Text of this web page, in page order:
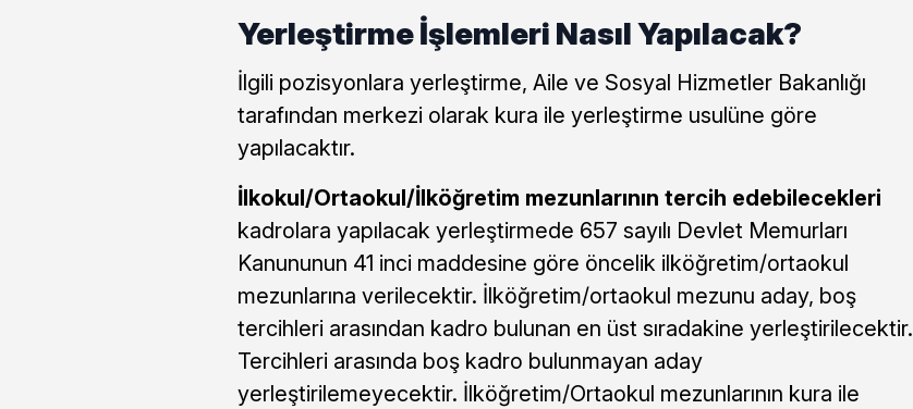
Yerleştirme İşlemleri Nasıl Yapılacak?
İlgili pozisyonlara yerleştirme, Aile ve Sosyal Hizmetler Bakanlığı
tarafından merkezi olarak kura ile yerleştirme usulüne göre
yapılacaktır.
İlkokul/Ortaokul/İlköğretim mezunlarının tercih edebilecekleri
kadrolara yapılacak yerleştirmede 657 sayılı Devlet Memurları
Kanununun 41 inci maddesine göre öncelik ilköğretim/ortaokul
mezunlarına verilecektir. İlköğretim/ortaokul mezunu aday, boş
tercihleri arasından kadro bulunan en üst sıradakine yerleştirilecektir.
Tercihleri arasında boş kadro bulunmayan aday
yerleştirilemeyecektir. İlköğretim/Ortaokul mezunlarının kura ile